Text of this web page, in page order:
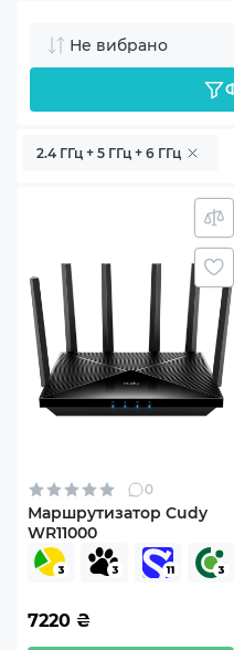
Не вибрано
2.4 ГГц + 5 ГГц + 6 ГГц
0
Маршрутизатор Cudy
WR11000
7220 ₴